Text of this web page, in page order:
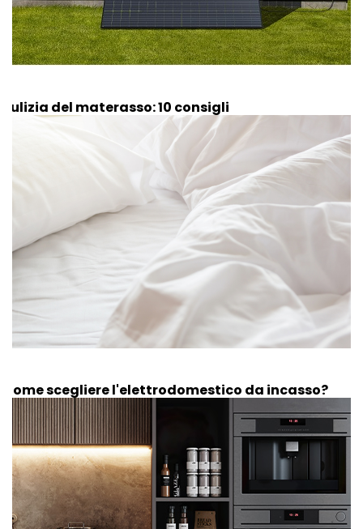
Pulizia del materasso: 10 consigli
Come scegliere l'elettrodomestico da incasso?